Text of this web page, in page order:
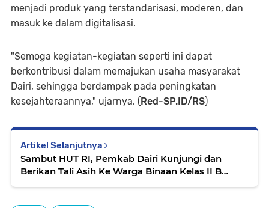
menjadi produk yang terstandarisasi, moderen, dan
masuk ke dalam digitalisasi.
"Semoga kegiatan-kegiatan seperti ini dapat
berkontribusi dalam memajukan usaha masyarakat
Dairi, sehingga berdampak pada peningkatan
kesejahteraannya," ujarnya. ( Red-SP.ID/RS)
Artikel Selanjutnya
Sambut HUT RI, Pemkab Dairi Kunjungi dan
Berikan Tali Asih Ke Warga Binaan Kelas II B